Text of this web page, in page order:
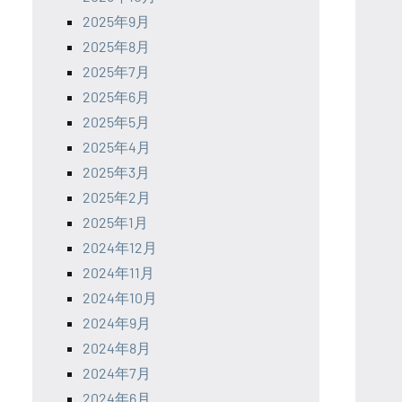
2025年9月
2025年8月
2025年7月
2025年6月
2025年5月
2025年4月
2025年3月
2025年2月
2025年1月
2024年12月
2024年11月
2024年10月
2024年9月
2024年8月
2024年7月
2024年6月